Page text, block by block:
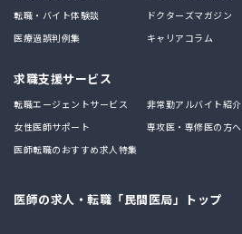
転職・バイト体験談
ドクターズマガジン
医療過誤判例集
キャリアコラム
求職支援サービス
転職エージェントサービス
非常勤アルバイト紹介
女性医師サポート
専攻医・専修医の方へ
医師転職のおすすめ求人特集
医師の求人・転職「民間医局」トップ